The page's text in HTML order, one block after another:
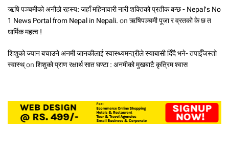
ऋषि पञ्चमीको अनौठो रहस्य: जहाँ महिनावारी नारी शक्तिको प्रतीक बन्छ - Nepal's No
1 News Portal from Nepal in Nepali. on ऋषिपञ्चमी पूजा र व्रतको के छ त
धार्मिक महत्व !
शिशुको ज्यान बचाउने अनमी जानकीलाई स्वास्थ्यमन्त्रीले स्याबासी दिँदै भने- तपाईँजस्तो
स्वास्थ्on शिशुको प्राण रक्षार्थ सात घण्टा : अनमीको मुखबाटै कृत्रिम श्वास